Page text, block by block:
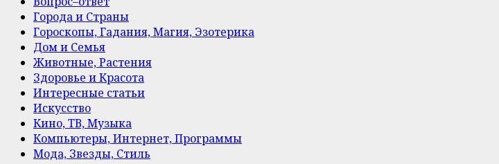
Города и Страны
Гороскопы, Гадания, Магия, Эзотерика
Дом и Семья
Животные, Растения
Здоровье и Красота
Интересные статьи
Искусство
Кино, ТВ, Музыка
Компьютеры, Интернет, Программы
Мода, Звезды, Стиль